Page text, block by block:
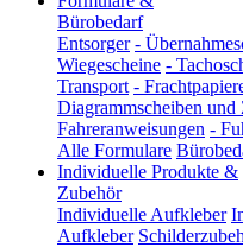
Bürobedarf
Entsorger -
Wiegescheine -
Transport -
Diagrammscheiben und
Fahreranweisungen -
Alle Formulare
Individuelle Produkte &
Zubehör
Individuelle Aufkleber
Aufkleber